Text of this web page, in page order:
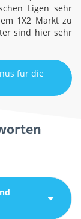
Ligen sehr
1X2 Markt zu
sind hier sehr
für die